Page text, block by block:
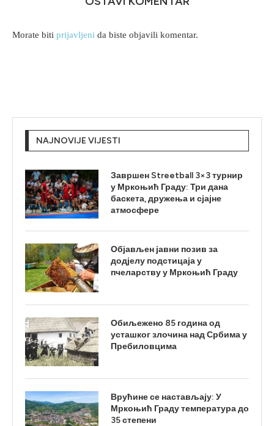
Morate biti prijavljeni da biste objavili komentar.
NAJNOVIJE VIJESTI
Завршен Streetball 3×3 турнир
у Мркоњић Граду: Три дана
баскета, дружења и сјајне
атмосфере
Објављен јавни позив за
додјелу подстицаја у
пчеларству у Мркоњић Граду
Обиљежено 85 година од
усташког злочина над Србима у
Пребиловцима
Врућине се настављају: У
Мркоњић Граду температура до
35 степени